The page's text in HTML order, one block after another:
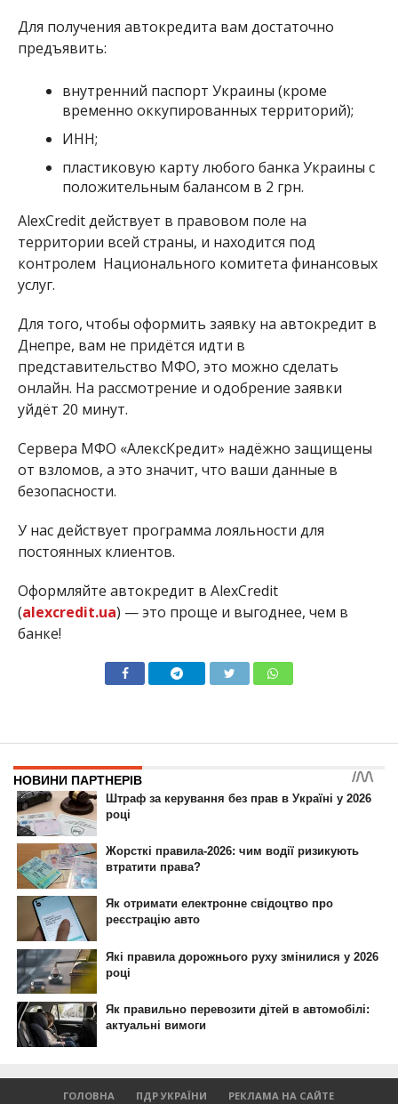
Для получения автокредита вам достаточно
предъявить:
внутренний паспорт Украины (кроме
временно оккупированных территорий);
ИНН;
пластиковую карту любого банка Украины с
положительным балансом в 2 грн.
AlexCredit действует в правовом поле на
территории всей страны, и находится под
контролем Национального комитета финансовых
услуг.
Для того, чтобы оформить заявку на автокредит в
Днепре, вам не придётся идти в
представительство МФО, это можно сделать
онлайн. На рассмотрение и одобрение заявки
уйдёт 20 минут.
Сервера МФО «АлексКредит» надёжно защищены
от взломов, а это значит, что ваши данные в
безопасности.
У нас действует программа лояльности для
постоянных клиентов.
Оформляйте автокредит в AlexCredit
(alexcredit.ua) — это проще и выгоднее, чем в
банке!
ГОЛОВНА ПДР УКРАЇНИ РЕКЛАМА НА САЙТЕ